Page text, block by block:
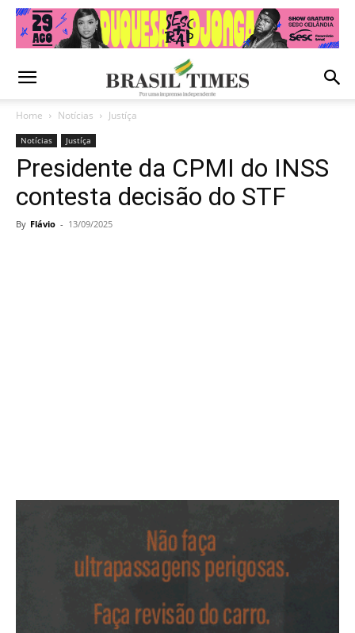
Home Notícias Justíça
Notícias Justíça
Presidente da CPMI do INSS
contesta decisão do STF
By Flávio - 13/09/2025